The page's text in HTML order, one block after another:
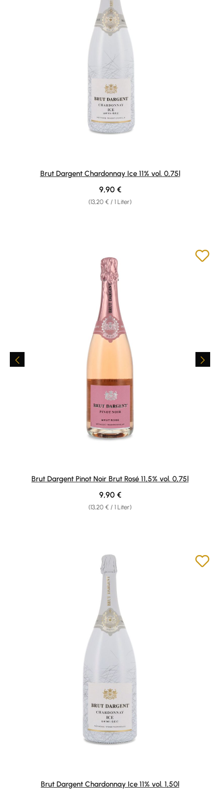
Brut Dargent Chardonnay Ice 11% vol. 0,75l
(13,20 € / 1 Liter)
Regulärer Preis:
9,90 €
Brut Dargent Pinot Noir Brut Rosé 11,5% vol. 0,75l
(13,20 € / 1 Liter)
Regulärer Preis:
9,90 €
Brut Dargent Chardonnay Ice 11% vol. 1,50l